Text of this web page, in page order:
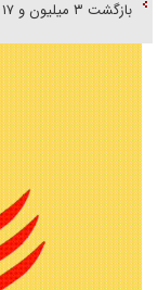
بازگشت ۳ میلیون و ۱۷ هزار زائر اربعین به کشور